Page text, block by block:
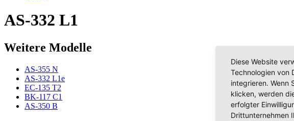
AS-332 L1
Weitere Modelle
AS-355 N
AS-332 L1e
EC-135 T2
BK-117 C1
AS-350 B
Diese Website
Technologien von
integrieren. Wenn
klicken, werden
erfolgter
Drittunternehmen